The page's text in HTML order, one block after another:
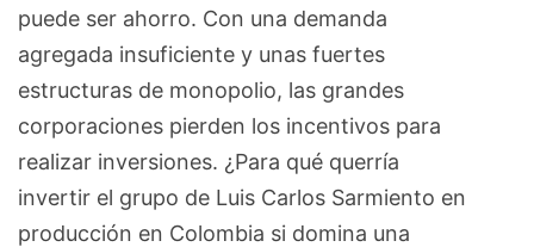
puede ser ahorro. Con una demanda
agregada insuficiente y unas fuertes
estructuras de monopolio, las grandes
corporaciones pierden los incentivos para
realizar inversiones. ¿Para qué querría
invertir el grupo de Luis Carlos Sarmiento en
producción en Colombia si domina una